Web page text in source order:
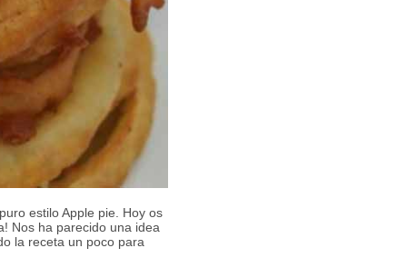
estilo Apple pie. Hoy os
Nos ha parecido una idea
la receta un poco para